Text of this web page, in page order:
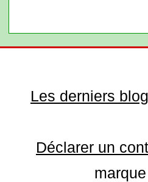
Les derniers
Déclarer un